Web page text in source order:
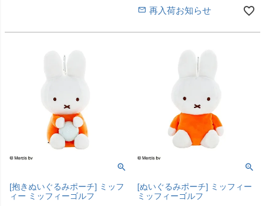
再入荷お知らせ
[抱きぬいぐるみポーチ] ミッフ
ィー ミッフィーゴルフ
[ぬいぐるみポーチ] ミッフィー
ミッフィーゴルフ